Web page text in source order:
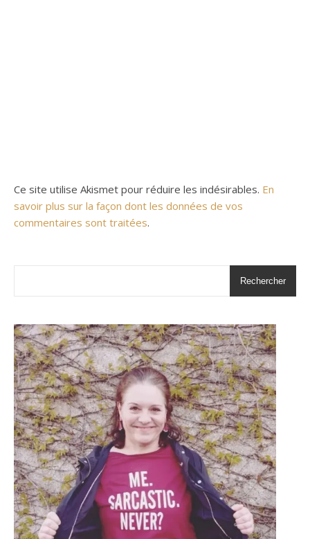
Ce site utilise Akismet pour réduire les indésirables. En
savoir plus sur la façon dont les données de vos
commentaires sont traitées.
Rechercher